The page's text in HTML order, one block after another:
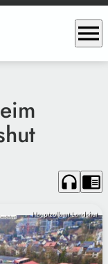
menu
headphones chrome_reader_mode
Hauptzollamt Landshut